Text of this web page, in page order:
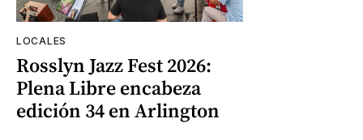
LOCALES
Rosslyn Jazz Fest 2026:
Plena Libre encabeza
edición 34 en Arlington